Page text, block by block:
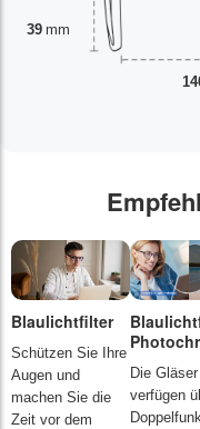
39 mm
Blaulichtfilter
Schützen Sie Ihre
Augen und
machen Sie die
Zeit vor dem
Die Gläser
verfügen